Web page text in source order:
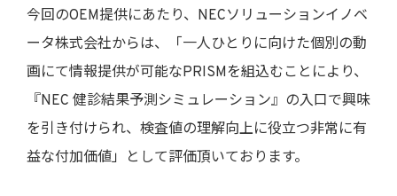
今回のOEM提供にあたり、NECソリューションイノベ
ータ株式会社からは、「一人ひとりに向けた個別の動
画にて情報提供が可能なPRISMを組込むことにより、
『NEC 健診結果予測シミュレーション』の入口で興味
を引き付けられ、検査値の理解向上に役立つ非常に有
益な付加価値」として評価頂いております。